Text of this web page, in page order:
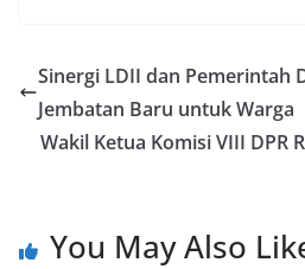
Sinergi LDII dan Pemerintah
Jembatan Baru untuk Warga
Wakil Ketua Komisi VIII DPR
You May Also